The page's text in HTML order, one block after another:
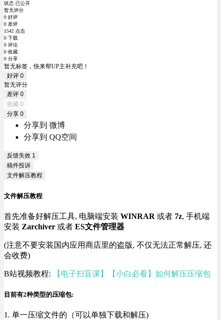
状态 已公开
暂无评分
0 好评
0 差评
1542 点击
0 下载
0 评论
0 收藏
0 分享
暂无标签，快来帮UP主补充吧！
好评 0
暂无评分
差评 0
收藏 0
分享 0
分享到 微博
分享到 QQ空间
反馈失效 1
稿件投诉
文件解压教程
文件解压教程
首先准备好解压工具, 电脑端安装 WINRAR 或者 7z, 手机端
安装 Zarchiver 或者 ES文件管理器
(注意不要安装国内应用商店里的盗版, 不仅无法正常解压, 还
会收费)
B站视频教程: 【电子扫盲课】【小白必看】如何解压压缩包
目前有2种类型的压缩包:
1. 单一压缩文件的（可以单独下载和解压)